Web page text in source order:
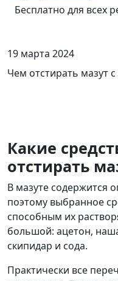
Бесплатно для всех
19 марта 2024
Чем отстирать мазут
Какие
отстирать
В мазуте содержится
поэтому выбранное
способным их
большой: ацетон,
скипидар и сода.
Практически все